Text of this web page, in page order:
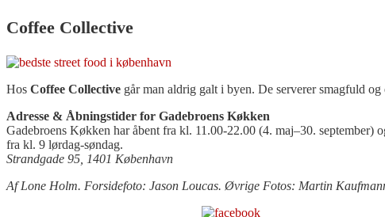
Coffee Collective
Hos Coffee Collective går man aldrig galt i byen. De serverer smagfuld
Adresse & Åbningstider for Gadebroens Køkken
Gadebroens Køkken har åbent fra kl. 11.00-22.00 (4. maj–30.
fra kl. 9 lørdag-søndag.
Strandgade 95, 1401 København
Af Lone Holm. Forsidefoto: Jason Loucas. Øvrige Fotos: Martin